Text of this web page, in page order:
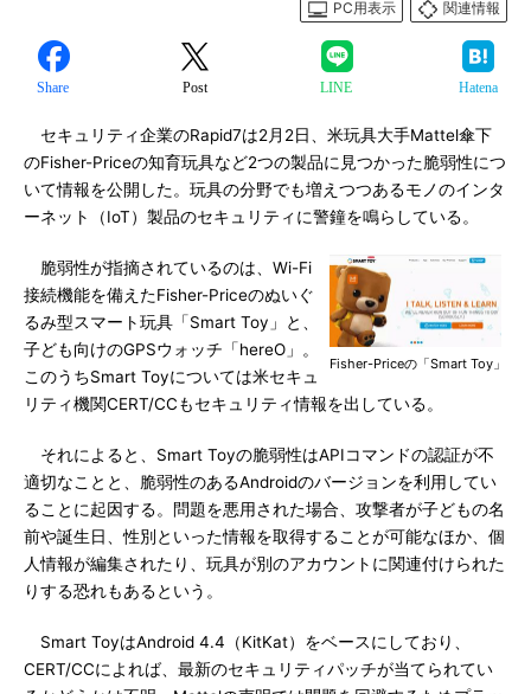
PC用表示
関連情報
Share Post LINE Hatena
セキュリティ企業のRapid7は2月2日、米玩具大手Mattel傘下
のFisher-Priceの知育玩具など2つの製品に見つかった脆弱性につ
いて情報を公開した。玩具の分野でも増えつつあるモノのインタ
ーネット（IoT）製品のセキュリティに警鐘を鳴らしている。
Fisher-Priceの「Smart Toy」
脆弱性が指摘されているのは、Wi-Fi
接続機能を備えたFisher-Priceのぬいぐ
るみ型スマート玩具「Smart Toy」と、
子ども向けのGPSウォッチ「hereO」。
このうちSmart Toyについては米セキュ
リティ機関CERT/CCもセキュリティ情報を出している。
それによると、Smart Toyの脆弱性はAPIコマンドの認証が不
適切なことと、脆弱性のあるAndroidのバージョンを利用してい
ることに起因する。問題を悪用された場合、攻撃者が子どもの名
前や誕生日、性別といった情報を取得することが可能なほか、個
人情報が編集されたり、玩具が別のアカウントに関連付けられた
りする恐れもあるという。
Smart ToyはAndroid 4.4（KitKat）をベースにしており、
CERT/CCによれば、最新のセキュリティパッチが当てられてい